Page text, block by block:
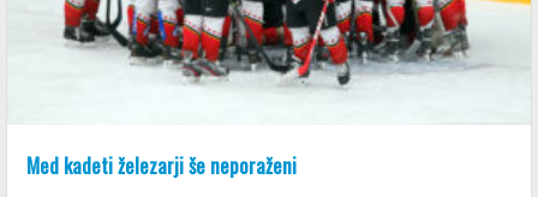
Med kadeti železarji še neporaženi